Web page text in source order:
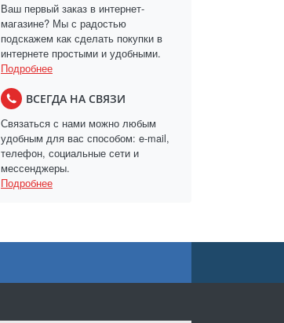
Ваш первый заказ в интернет-
магазине? Мы с радостью
подскажем как сделать покупки в
интернете простыми и удобными.
Подробнее
ВСЕГДА НА СВЯЗИ
Связаться с нами можно любым
удобным для вас способом: e-mail,
телефон, социальные сети и
мессенджеры.
Подробнее